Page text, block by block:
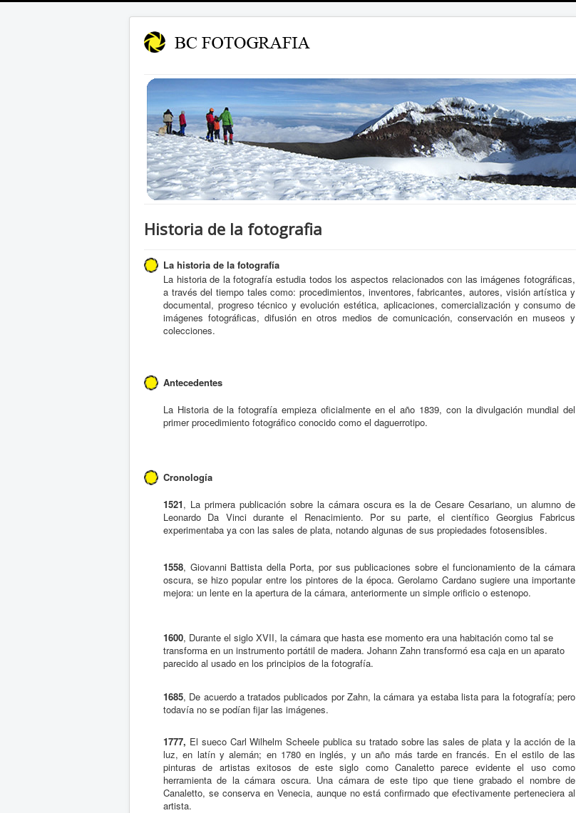
Historia de la fotografia
La historia de la fotografía
La historia de la fotografía estudia todos los aspectos relacionados con las imágenes fotográficas,
a través del tiempo tales como: procedimientos, inventores, fabricantes, autores, visión artística y
documental, progreso técnico y evolución estética, aplicaciones, comercialización y consumo de
imágenes fotográficas, difusión en otros medios de comunicación, conservación en museos y
colecciones.
Antecedentes
La Historia de la fotografía empieza oficialmente en el año 1839, con la divulgación mundial del
primer procedimiento fotográfico conocido como el daguerrotipo.
Cronología
1521, La primera publicación sobre la cámara oscura es la de Cesare Cesariano, un alumno de
Leonardo Da Vinci durante el Renacimiento. Por su parte, el científico Georgius Fabricus
experimentaba ya con las sales de plata, notando algunas de sus propiedades fotosensibles.
1558, Giovanni Battista della Porta, por sus publicaciones sobre el funcionamiento de la cámara
oscura, se hizo popular entre los pintores de la época. Gerolamo Cardano sugiere una importante
mejora: un lente en la apertura de la cámara, anteriormente un simple orificio o estenopo.
1600, Durante el siglo XVII, la cámara que hasta ese momento era una habitación como tal se
transforma en un instrumento portátil de madera. Johann Zahn transformó esa caja en un aparato
parecido al usado en los principios de la fotografía.
1685, De acuerdo a tratados publicados por Zahn, la cámara ya estaba lista para la fotografía; pero
todavía no se podían fijar las imágenes.
1777, El sueco Carl Wilhelm Scheele publica su tratado sobre las sales de plata y la acción de la
luz, en latín y alemán; en 1780 en inglés, y un año más tarde en francés. En el estilo de las
pinturas de artistas exitosos de este siglo como Canaletto parece evidente el uso como
herramienta de la cámara oscura. Una cámara de este tipo que tiene grabado el nombre de
Canaletto, se conserva en Venecia, aunque no está confirmado que efectivamente perteneciera al
artista.